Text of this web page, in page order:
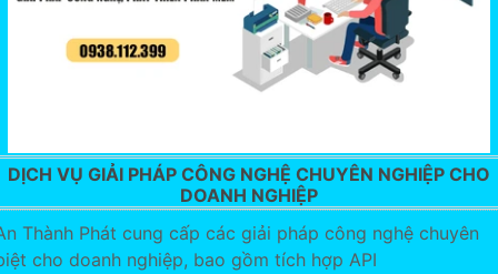
DỊCH VỤ GIẢI PHÁP CÔNG NGHỆ CHUYÊN NGHIỆP CHO
DOANH NGHIỆP
Thành Phát cung cấp các giải pháp công nghệ chuyên
cho doanh nghiệp, bao gồm tích hợp API